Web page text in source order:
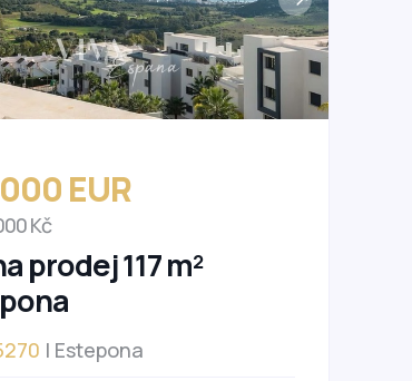
EUR
Kč
prodej 117 m²
| Estepona